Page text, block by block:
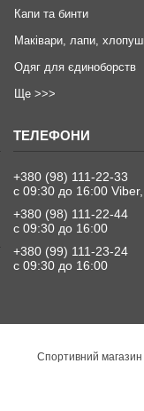
Капи та бинти
Маківари, лапи,
Одяг для єдиноборств
Ще >>>
+380 (98) 111-22-33
с 09:30 до 16:00
+380 (98) 111-22-44
с 09:30 до 16:00
+380 (99) 111-23-24
с 09:30 до 16:00